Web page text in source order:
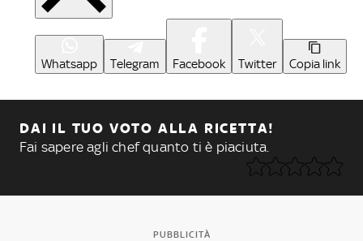
Whatsapp Telegram Facebook Twitter Copia link
DAI IL TUO VOTO ALLA RICETTA!
Fai sapere agli chef quanto ti è piaciuta.
PUBBLICITÀ